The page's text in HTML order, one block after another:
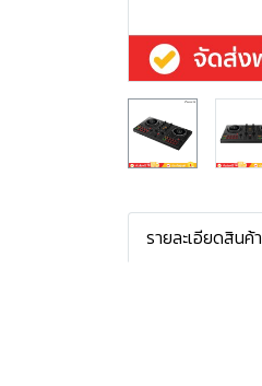
รายละเอียดสินค้า